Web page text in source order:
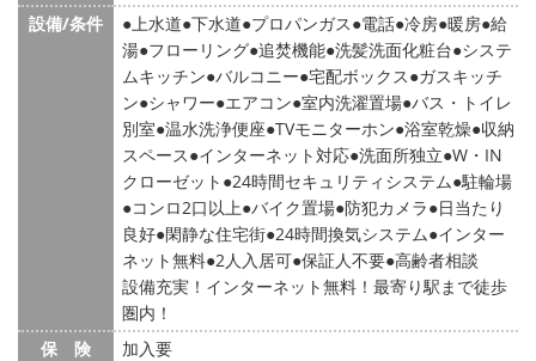
設備/条件
上水道 下水道 プロパンガス 電話 冷房 暖房 給
湯 フローリング 追焚機能 洗髪洗面化粧台 システ
ムキッチン バルコニー 宅配ボックス ガスキッチ
ン シャワー エアコン 室内洗濯置場 バス・トイレ
別室 温水洗浄便座 TVモニターホン 浴室乾燥 収納
スペース インターネット対応 洗面所独立 W・IN
クローゼット 24時間セキュリティシステム 駐輪場
コンロ2口以上 バイク置場 防犯カメラ
日当たり
良好 閑静な住宅街 24時間換気システム インター
ネット無料 2人入居可 保証人不要 高齢者相談
設備充実！インターネット無料！最寄り駅まで徒歩
圏内！
保 険
加入要